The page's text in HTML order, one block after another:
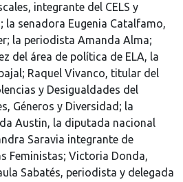
integrante del CELS y
la senadora Eugenia Catalfamo,
la periodista Amanda Alma;
del área de política de ELA, la
Raquel Vivanco, titular del
y Desigualdades del
Géneros y Diversidad; la
Austin, la diputada nacional
Saravia integrante de
Feministas; Victoria Donda,
Sabatés, periodista y delegada